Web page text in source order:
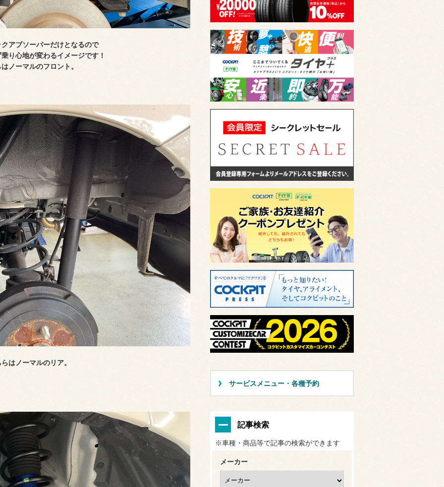
アブソーバーだけとなるので
り心地が変わるイメージです！
ノーマルのフロント。
はノーマルのリア。
サービスメニュー・各種予約
記事検索
※車種・商品等で記事の検索ができます
メーカー